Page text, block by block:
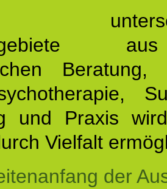
Beratung,
und Praxis
Vielfalt
der